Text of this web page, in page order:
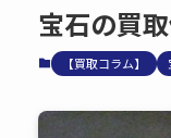
宝石の買
【買取コラム】